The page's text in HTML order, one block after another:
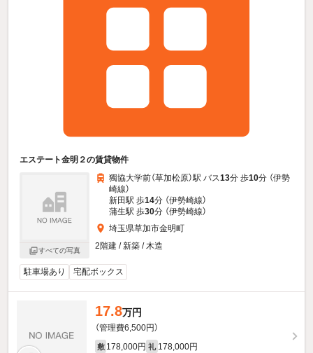
エステート金明２の賃貸物件
すべての写真
獨協大学前（草加松原）駅 バス13分 歩10分 （伊勢
崎線）
新田駅 歩14分 （伊勢崎線）
蒲生駅 歩30分 （伊勢崎線）
埼玉県草加市金明町
2階建 / 新築 / 木造
駐車場あり 宅配ボックス
17.8万円
（管理費6,500円）
敷 178,000円 礼 178,000円